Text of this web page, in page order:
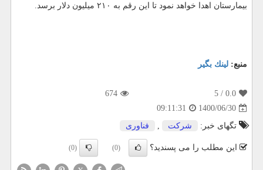
بیمارستان اهدا خواهد نمود تا این رقم به ۲۱۰ میلیون دلار برسد.
منبع: لینك بگیر
0.0
/ 5
674
1400/06/30
09:11:31
تگهای خبر:
شركت , فناوری
این مطلب را می پسندید؟ (0)
(0)